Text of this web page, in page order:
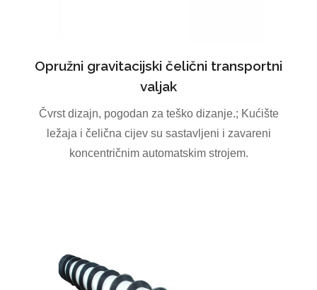
Opružni gravitacijski čelični transportni
valjak
Čvrst dizajn, pogodan za teško dizanje.; Kućište
ležaja i čelična cijev su sastavljeni i zavareni
koncentričnim automatskim strojem.